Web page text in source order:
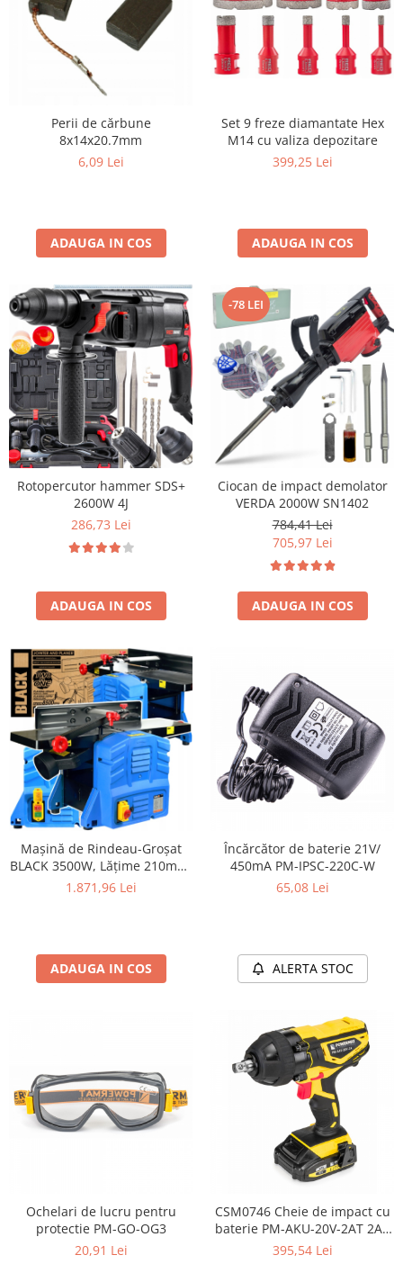
Perii de cărbune
8x14x20.7mm
6,09 Lei
ADAUGA IN COS
Set 9 freze diamantate Hex
M14 cu valiza depozitare
399,25 Lei
ADAUGA IN COS
Rotopercutor hammer SDS+
2600W 4J
286,73 Lei
ADAUGA IN COS
-78 LEI
Ciocan de impact demolator
VERDA 2000W SN1402
784,41 Lei
705,97 Lei
ADAUGA IN COS
Mașină de Rindeau-Groșat
BLACK 3500W, Lățime 210mm,
Viteză 8500 rpm, Abricht
1.871,96 Lei
ADAUGA IN COS
Încărcător de baterie 21V/
450mA PM-IPSC-220C-W
65,08 Lei
ALERTA STOC
Ochelari de lucru pentru
protectie PM-GO-OG3
20,91 Lei
CSM0746 Cheie de impact cu
baterie PM-AKU-20V-2AT 2Ah
20V
395,54 Lei